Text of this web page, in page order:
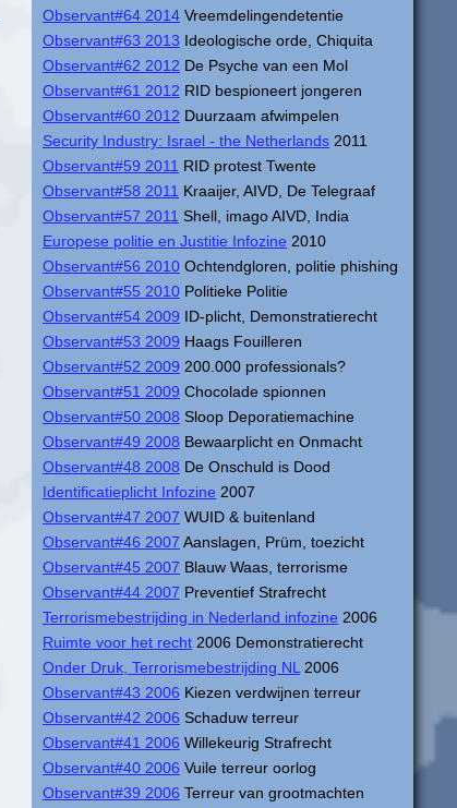
Observant#64 2014 Vreemdelingendetentie
Observant#63 2013 Ideologische orde, Chiquita
Observant#62 2012 De Psyche van een Mol
Observant#61 2012 RID bespioneert jongeren
Observant#60 2012 Duurzaam afwimpelen
Security Industry: Israel - the Netherlands 2011
Observant#59 2011 RID protest Twente
Observant#58 2011 Kraaijer, AIVD, De Telegraaf
Observant#57 2011 Shell, imago AIVD, India
Europese politie en Justitie Infozine 2010
Observant#56 2010 Ochtendgloren, politie phishing
Observant#55 2010 Politieke Politie
Observant#54 2009 ID-plicht, Demonstratierecht
Observant#53 2009 Haags Fouilleren
Observant#52 2009 200.000 professionals?
Observant#51 2009 Chocolade spionnen
Observant#50 2008 Sloop Deporatiemachine
Observant#49 2008 Bewaarplicht en Onmacht
Observant#48 2008 De Onschuld is Dood
Identificatieplicht Infozine 2007
Observant#47 2007 WUID & buitenland
Observant#46 2007 Aanslagen, Prüm, toezicht
Observant#45 2007 Blauw Waas, terrorisme
Observant#44 2007 Preventief Strafrecht
Terrorismebestrijding in Nederland infozine 2006
Ruimte voor het recht 2006 Demonstratierecht
Onder Druk, Terrorismebestrijding NL 2006
Observant#43 2006 Kiezen verdwijnen terreur
Observant#42 2006 Schaduw terreur
Observant#41 2006 Willekeurig Strafrecht
Observant#40 2006 Vuile terreur oorlog
Observant#39 2006 Terreur van grootmachten